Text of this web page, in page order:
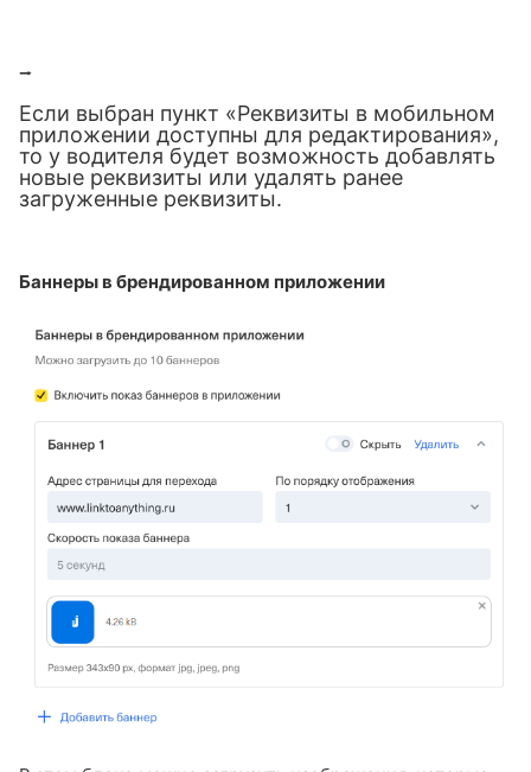
⭢
Если выбран пункт «Реквизиты в мобильном
приложении доступны для редактирования»,
то у водителя будет возможность добавлять
новые реквизиты или удалять ранее
загруженные реквизиты.
Баннеры в брендированном приложении